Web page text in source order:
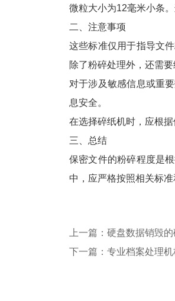
微粒大小为12毫米小条
二、注意事项
这些标准仅用于指导文
除了粉碎处理外，还需
对于涉及敏感信息或重
息安全。
在选择碎纸机时，应根
三、总结
保密文件的粉碎程度是
中，应严格按照相关标
上一篇：硬盘数据销毁
下一篇：专业档案处理